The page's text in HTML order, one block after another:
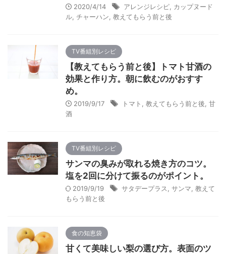
2020/4/14 アレンジレシピ
カップヌード
ル チャーハン 教えてもらう前と後
TV番組別レシピ
【教えてもらう前と後】トマト甘酒の
効果と作り方。朝に飲むのがおすす
め。
2019/9/17 トマト 教えてもらう前と後 甘
酒
TV番組別レシピ
サンマの臭みが取れる焼き方のコツ。
塩を2回に分けて振るのがポイント。
2019/9/19 サタデープラス サンマ 教えて
もらう前と後
食の知恵袋
甘くて美味しい梨の選び方。表面のツ